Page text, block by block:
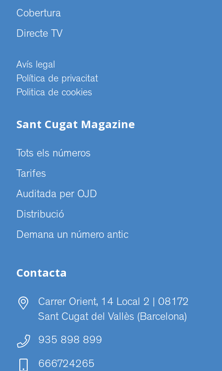
Cobertura
Directe TV
Avís legal
Política de privacitat
Politica de cookies
Sant Cugat Magazine
Tots els números
Tarifes
Auditada per OJD
Distribució
Demana un número antic
Contacta
Carrer Orient, 14 Local 2 | 08172
Sant Cugat del Vallès (Barcelona)
935 898 899
666724265